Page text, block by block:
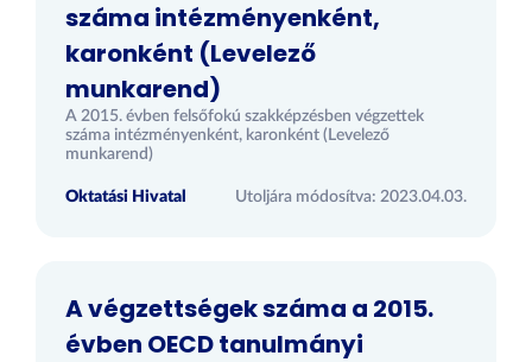
száma intézményenként,
karonként (Levelező
munkarend)
A 2015. évben felsőfokú szakképzésben végzettek
száma intézményenként, karonként (Levelező
munkarend)
Oktatási Hivatal Utoljára módosítva: 2023.04.03.
A végzettségek száma a 2015.
évben OECD tanulmányi